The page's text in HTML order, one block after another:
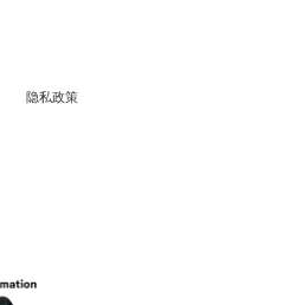
隐私政策